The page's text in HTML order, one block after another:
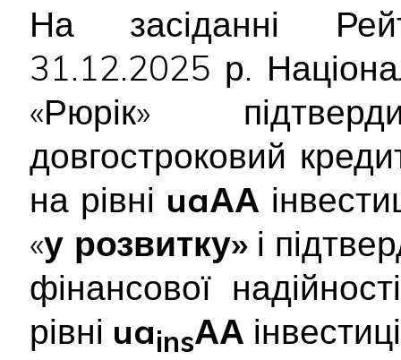
На засіданні
31.12.2025 р.
«Рюрік»
довгостроковий
на рівні uaАА
«у розвитку»і
фінансової
рівні uainsАА